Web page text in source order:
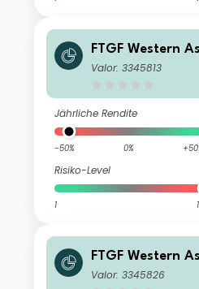
FTGF Western
ategy Fund
Valor: 3345813
Jährliche Rendite
-50% 0%
Risiko-Level
1
FTGF Western
ategy Fund
Valor: 3345826